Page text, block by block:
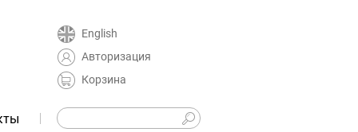
English
Авторизация
Корзина